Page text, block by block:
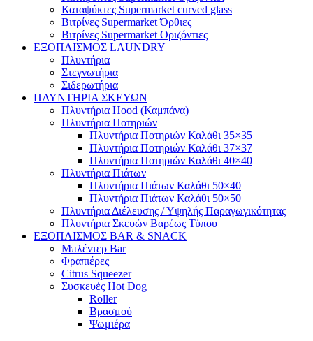
Καταψύκτες Supermarket curved glass
Βιτρίνες Supermarket Όρθιες
Βιτρίνες Supermarket Οριζόντιες
ΕΞΟΠΛΙΣΜΟΣ LAUNDRY
Πλυντήρια
Στεγνωτήρια
Σιδερωτήρια
ΠΛΥΝΤΗΡΙΑ ΣΚΕΥΩΝ
Πλυντήρια Hood (Καμπάνα)
Πλυντήρια Ποτηριών
Πλυντήρια Ποτηριών Καλάθι 35×35
Πλυντήρια Ποτηριών Καλάθι 37×37
Πλυντήρια Ποτηριών Καλάθι 40×40
Πλυντήρια Πιάτων
Πλυντήρια Πιάτων Καλάθι 50×40
Πλυντήρια Πιάτων Καλάθι 50×50
Πλυντήρια Διέλευσης / Υψηλής Παραγωγικότητας
Πλυντήρια Σκευών Βαρέως Τύπου
ΕΞΟΠΛΙΣΜΟΣ BAR & SNACK
Μπλέντερ Bar
Φραπιέρες
Citrus Squeezer
Συσκευές Hot Dog
Roller
Βρασμού
Ψωμιέρα